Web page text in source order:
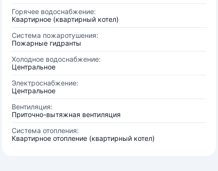
Горячее водоснабжение:
Квартирное (квартирный котел)
Система пожаротушения:
Пожарные гидранты
Холодное водоснабжение:
Центральное
Электроснабжение:
Центральное
Вентиляция:
Приточно-вытяжная вентиляция
Система отопления:
Квартирное отопление (квартирный котел)